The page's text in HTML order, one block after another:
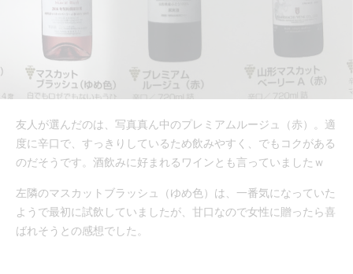
友人が選んだのは、写真真ん中のプレミアムルージュ（赤）。適
度に辛口で、すっきりしているため飲みやすく、でもコクがある
のだそうです。酒飲みに好まれるワインとも言っていましたｗ
左隣のマスカットブラッシュ（ゆめ色）は、一番気になっていた
ようで最初に試飲していましたが、甘口なので女性に贈ったら喜
ばれそうとの感想でした。